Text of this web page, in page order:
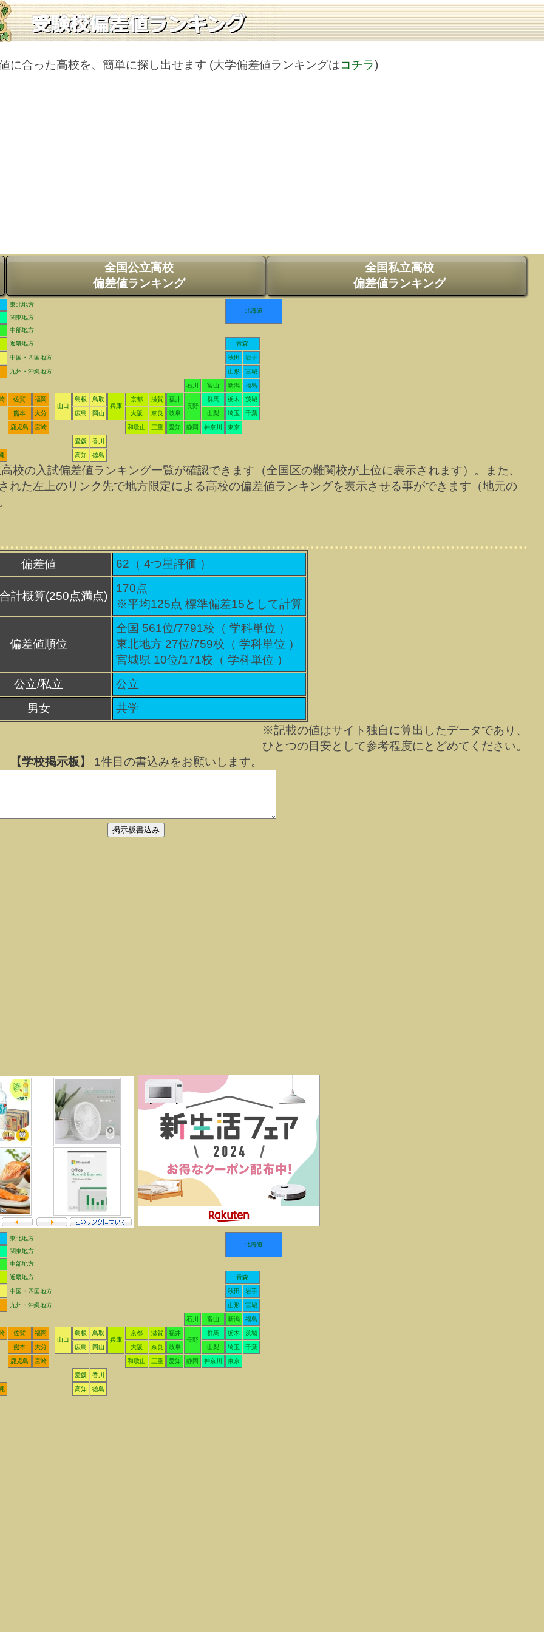
に合った高校を、簡単に探し出せます (大学偏差値ランキングはコチラ)
全国公立高校
偏差値ランキング
全国私立高校
偏差値ランキング
東北地方
北海道
関東地方
中部地方
近畿地方
青森
中国・四国地方 秋田 岩手
九州・沖縄地方 山形 宮城
石川 富山 新潟 福島
佐賀
福岡
山口
島根
鳥取
兵庫
京都 滋賀
福井
長野
群馬 栃木 茨城
熊本 大分 広島 岡山 大阪 奈良 岐阜 山梨 埼玉 千葉
鹿児島 宮崎 和歌山 三重 愛知 静岡 神奈川 東京
愛媛 香川
高知 徳島
の入試偏差値ランキング一覧が確認できます（全国区の難関校が上位に表示されます）。また、
れた左上のリンク先で地方限定による高校の偏差値ランキングを表示させる事ができます（地元の
偏差値 62（ 4つ星評価 ）
計概算(250点満点)
170点
※平均125点 標準偏差15として計算
偏差値順位
全国 561位/7791校（ 学科単位 ）
東北地方 27位/759校（ 学科単位 ）
宮城県 10位/171校（ 学科単位 ）
公立/私立
公立
男女
共学
※記載の値はサイト独自に算出したデータであり、
ひとつの目安として参考程度にとどめてください。
【学校掲示板】
1件目の書込みをお願いします。
東北地方
北海道
関東地方
中部地方
近畿地方
青森
中国・四国地方 秋田 岩手
九州・沖縄地方 山形 宮城
石川 富山 新潟 福島
佐賀
福岡
山口
島根
鳥取
兵庫
京都 滋賀
福井
長野
群馬 栃木 茨城
熊本 大分 広島 岡山 大阪 奈良 岐阜 山梨 埼玉 千葉
鹿児島 宮崎 和歌山 三重 愛知 静岡 神奈川 東京
愛媛 香川
高知 徳島